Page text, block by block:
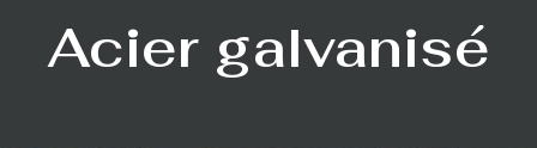
Acier galvanisé